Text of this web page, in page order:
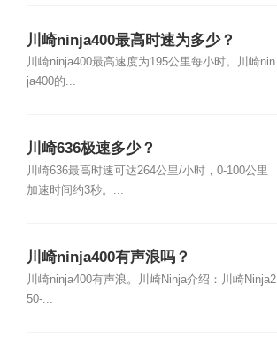
川崎ninja400最高时速为多少？
川崎ninja400最高速度为195公里每小时。川崎nin
ja400的...
川崎636极速多少？
川崎636最高时速可达264公里/小时，0-100公里
加速时间约3秒。...
川崎ninja400有声浪吗？
川崎ninja400有声浪。川崎Ninja介绍：川崎Ninja2
50-...